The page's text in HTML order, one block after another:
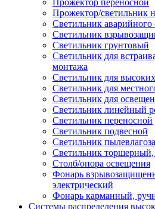
Прожектор переносной
Прожектор/светильник
Светильник аварийного
Светильник
Светильник грунтовый
Светильник для
монтажа
Светильник для
Светильник для
Светильник для
Светильник линейный
Светильник переносной
Светильник подвесной
Светильник
Светильник торшерный,
Столб/опора освещения
Фонарь
электрический
Фонарь карманный,
Системы распределения